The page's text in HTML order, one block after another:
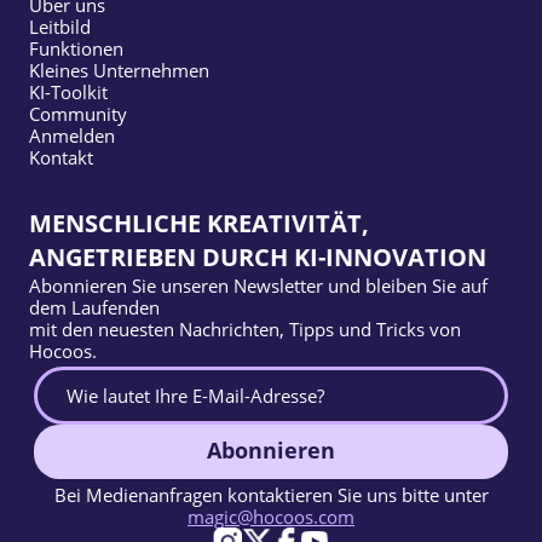
Leitbild
Funktionen
Kleines Unternehmen
KI-Toolkit
Community
Anmelden
Kontakt
MENSCHLICHE KREATIVITÄT,
ANGETRIEBEN DURCH KI-INNOVATION
Abonnieren Sie unseren Newsletter und bleiben Sie auf
dem Laufenden
mit den neuesten Nachrichten, Tipps und Tricks von
Hocoos.
Abonnieren
Bei Medienanfragen kontaktieren Sie uns bitte unter
magic@hocoos.com